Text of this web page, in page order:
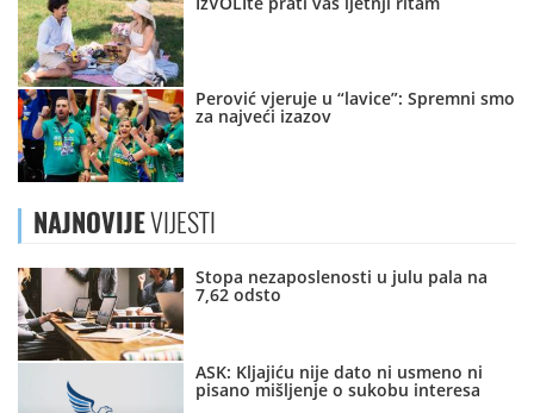
Perović vjeruje u “lavice”: Spremni smo
za najveći izazov
NAJNOVIJEVIJESTI
Stopa nezaposlenosti u julu pala na
7,62 odsto
ASK: Kljajiću nije dato ni usmeno ni
pisano mišljenje o sukobu interesa